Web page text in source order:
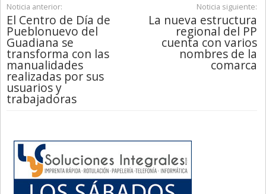
Noticia anterior:
El Centro de Día de
Pueblonuevo del
Guadiana se
transforma con las
manualidades
realizadas por sus
usuarios y
trabajadoras
Noticia siguiente:
La nueva estructura
regional del PP
cuenta con varios
nombres de la
comarca